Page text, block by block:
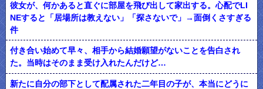
彼女が、何かあると直ぐに部屋を飛び出して家出する。心配でLI
NEすると「居場所は教えない」「探さないで」→面倒くさすぎる
件
付き合い始めて早々、相手から結婚願望がないことを告白され
た。当時はそのまま受け入れたんだけど…
新たに自分の部下として配属された二年目の子が、本当にどうに